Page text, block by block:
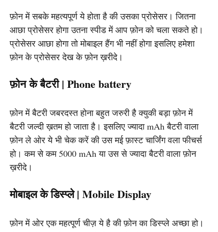
फ़ोन में सबके महत्यपूर्ण ये होता है की उसका प्रोसेसर। जितना
आछा प्रोसेसर होगा उतना स्पीड में आप फ़ोन को चला सकते हो।
प्रोसेसर आछा होगा तो मोबाइल हैंग भी नहीं होगा इसलिए हमेशा
फ़ोन के प्रोसेसर देख के फ़ोन ख़रीदे।
फ़ोन के बैटरी | Phone battery
फ़ोन में बैटरी जबरदस्त होना बहुत जरुरी है क्युकी बड़ा फ़ोन में
बैटरी जल्दी ख़तम हो जाता है। इसलिए ज्यादा mAh बैटरी वाला
फ़ोन ले ओर ये भी चेक करें की उस मई फ़ास्ट चार्जिंग वला फीचर्स
हो। कम से कम 5000 mAh या उस से ज्यादा बैटरी वाला फ़ोन
ख़रीदे।
मोबाइल के डिस्प्ले | Mobile Display
फ़ोन में ओर एक महत्पूर्ण चीज़ ये है की फ़ोन का डिस्प्ले अच्छा हो।